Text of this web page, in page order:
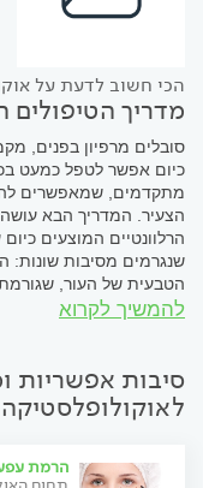
הכי חשוב לדעת על
מדריך הטיפולים
סובלים מרפיון בפנים,
כיום אפשר לטפל כמעט
מתקדמים, שמאפשרים
הצעיר. המדריך הבא
הרלוונטיים המוצעים
שנגרמים מסיבות שונות:
הטבעית של העור,
להמשיך לקרוא
סיבות אפשריות
לאוקולופלסטיקה
הרמת